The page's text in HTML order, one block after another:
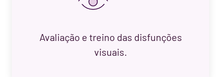
Avaliação e treino das disfunções
visuais.